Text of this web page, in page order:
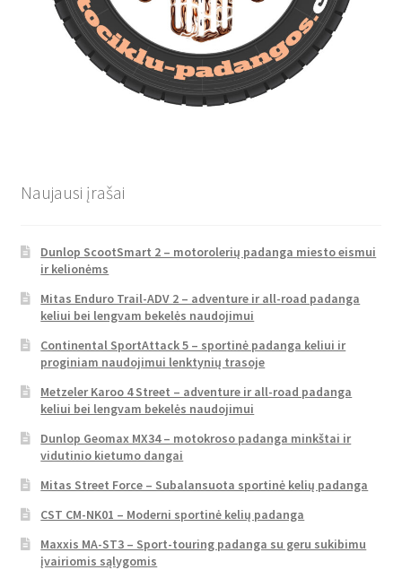
Naujausi įrašai
Dunlop ScootSmart 2 – motorolerių padanga miesto eismui
ir kelionėms
Mitas Enduro Trail-ADV 2 – adventure ir all-road padanga
keliui bei lengvam bekelės naudojimui
Continental SportAttack 5 – sportinė padanga keliui ir
proginiam naudojimui lenktynių trasoje
Metzeler Karoo 4 Street – adventure ir all-road padanga
keliui bei lengvam bekelės naudojimui
Dunlop Geomax MX34 – motokroso padanga minkštai ir
vidutinio kietumo dangai
Mitas Street Force – Subalansuota sportinė kelių padanga
CST CM-NK01 – Moderni sportinė kelių padanga
Maxxis MA-ST3 – Sport-touring padanga su geru sukibimu
įvairiomis sąlygomis